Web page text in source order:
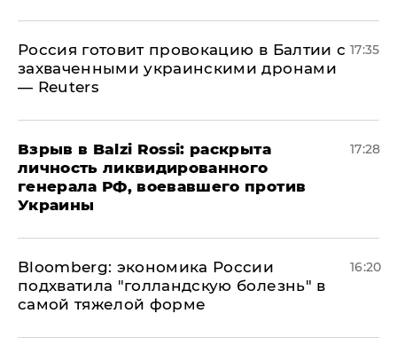
​Россия готовит провокацию в Балтии с
захваченными украинскими дронами
— Reuters
17:35
​Взрыв в Balzi Rossi: раскрыта
личность ликвидированного
генерала РФ, воевавшего против
Украины
17:28
Bloomberg: экономика России
подхватила "голландскую болезнь" в
самой тяжелой форме
16:20